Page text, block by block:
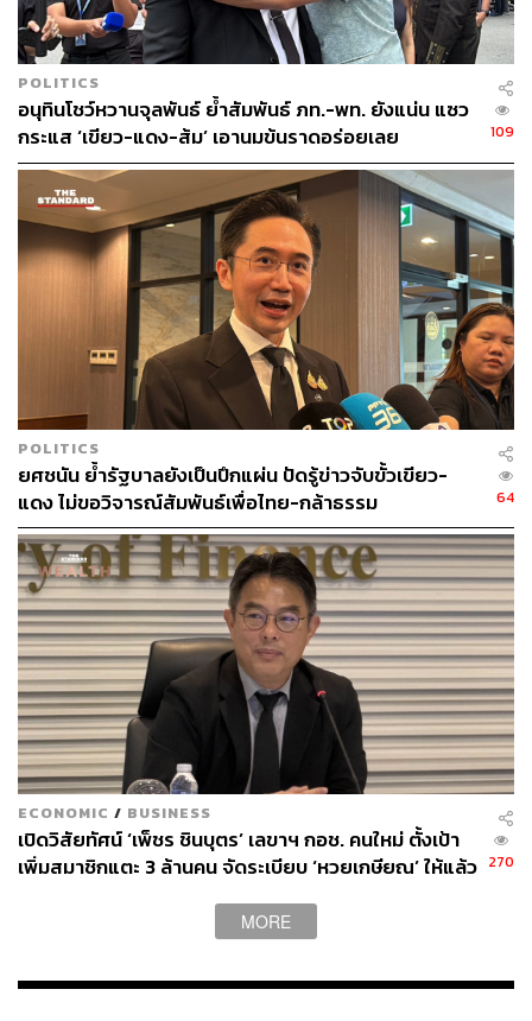
POLITICS
อนุทินโชว์หวานจุลพันธ์ ย้ำสัมพันธ์ ภท.-พท. ยังแน่น แซว
กระแส ‘เขียว-แดง-ส้ม’ เอานมข้นราดอร่อยเลย
109
POLITICS
ยศชนัน ย้ำรัฐบาลยังเป็นปึกแผ่น ปัดรู้ข่าวจับขั้วเขียว-
แดง ไม่ขอวิจารณ์สัมพันธ์เพื่อไทย-กล้าธรรม
64
ECONOMIC / BUSINESS
เปิดวิสัยทัศน์ ‘เพ็ชร ชินบุตร’ เลขาฯ กอช. คนใหม่ ตั้งเป้า
เพิ่มสมาชิกแตะ 3 ล้านคน จัดระเบียบ ‘หวยเกษียณ’ ให้แล้ว 270
MORE